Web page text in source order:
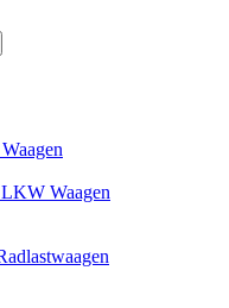
Waagen